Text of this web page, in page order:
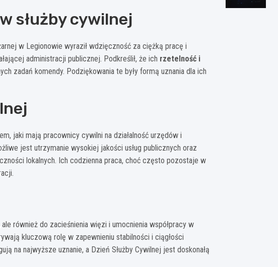
służby cywilnej
w Legionowie wyraził wdzięczność za ciężką pracę i
administracji publicznej. Podkreślił, że ich rzetelność i
zadań komendy. Podziękowania te były formą uznania dla ich
jaki mają pracownicy cywilni na działalność urzędów i
jest utrzymanie wysokiej jakości usług publicznych oraz
lokalnych. Ich codzienna praca, choć często pozostaje w
również do zacieśnienia więzi i umocnienia współpracy w
kluczową rolę w zapewnieniu stabilności i ciągłości
na najwyższe uznanie, a Dzień Służby Cywilnej jest doskonałą